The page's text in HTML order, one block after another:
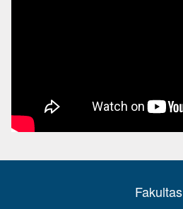
Fakultas